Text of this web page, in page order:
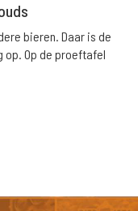
bieren. Daar is de
op. Op de proeftafel